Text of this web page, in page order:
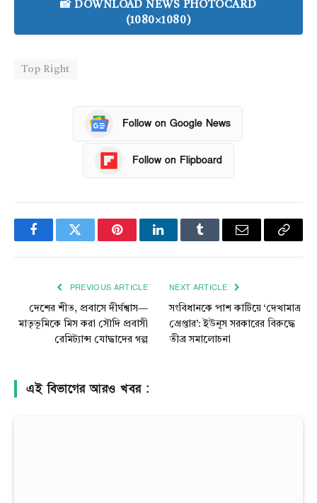
📸 DOWNLOAD NEWS PHOTOCARD
(1080×1080)
Top Right
Follow on Google News
Follow on Flipboard
FacebookTwitter PinterestLinkedInTumblr Email
Copy
PREVIOUS ARTICLE
দেশের শীত, প্রবাসে দীর্ঘশ্বাস—
মাতৃভূমিকে মিস করা সৌদি প্রবাসী
রেমিট্যান্স যোদ্ধাদের গল্প
NEXT ARTICLE
সংবিধানকে পাশ কাটিয়ে ‘দেখামাত্র
গ্রেপ্তার’: ইউনূস সরকারের বিরুদ্ধে
তীব্র সমালোচনা
এই বিভাগের আরও খবর :